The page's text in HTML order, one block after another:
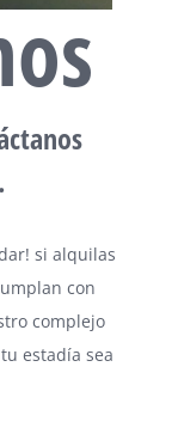
si alquilas
con
complejo
estadía sea